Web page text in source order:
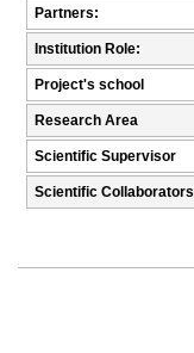
Partners:
Institution Role:
Project's school
Research Area
Scientific Supervisor
Scientific Collaborators